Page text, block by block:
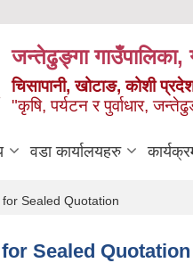
जन्तेढुङ्गा गाउँपालिका,
चिसापानी, खोटाङ, कोशी
"कृषि, पर्यटन र पुर्वाधार,
वडा कार्यालयहरु
Sealed Quotation
Sealed Quotation